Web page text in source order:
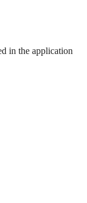
in the application